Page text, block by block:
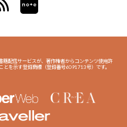
籍配信サービスが、著作権者からコンテンツ使用許
とを示す登録商標（登録番号6091713号）です。